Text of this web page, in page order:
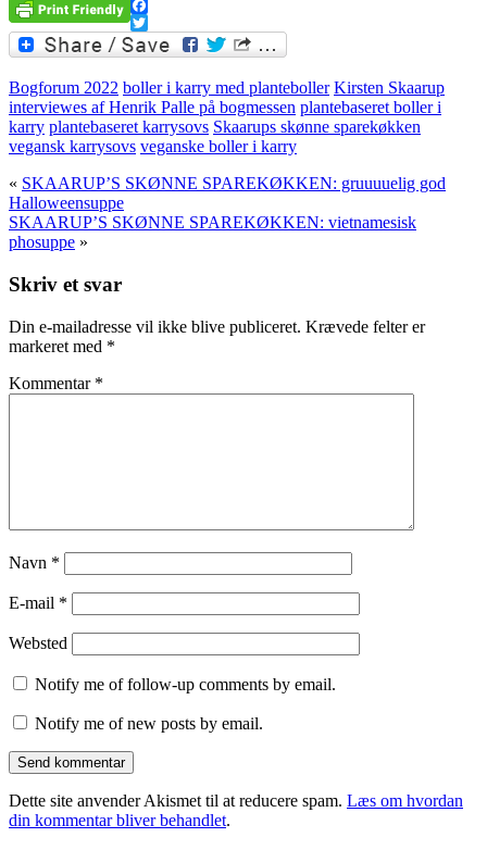
Facebook
Twitter
Bogforum 2022 boller i karry med planteboller Kirsten Skaarup
interviewes af Henrik Palle på bogmessen plantebaseret boller i
karry plantebaseret karrysovs Skaarups skønne sparekøkken
vegansk karrysovs veganske boller i karry
« SKAARUP’S SKØNNE SPAREKØKKEN: gruuuuelig god
Halloweensuppe
SKAARUP’S SKØNNE SPAREKØKKEN: vietnamesisk
phosuppe »
Skriv et svar
Din e-mailadresse vil ikke blive publiceret. Krævede felter er
markeret med *
Kommentar *
Navn *
E-mail *
Websted
Notify me of follow-up comments by email.
Notify me of new posts by email.
Dette site anvender Akismet til at reducere spam. Læs om hvordan
din kommentar bliver behandlet.